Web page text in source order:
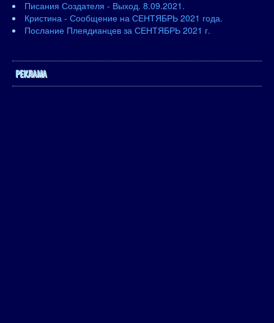
Писания Создателя - Выход. 8.09.2021.
Кристина - Сообщение на СЕНТЯБРЬ 2021 года.
Послание Плеядианцев за СЕНТЯБРЬ 2021 г.
РЕКЛАМА